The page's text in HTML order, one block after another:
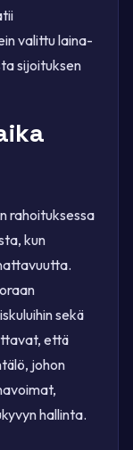
valittu laina-
sijoituksen
rahoituksessa
kun
sekä
että
johon
hallinta.